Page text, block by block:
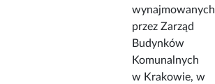
wynajmowanych
przez Zarząd
Budynków
Komunalnych
w Krakowie, w